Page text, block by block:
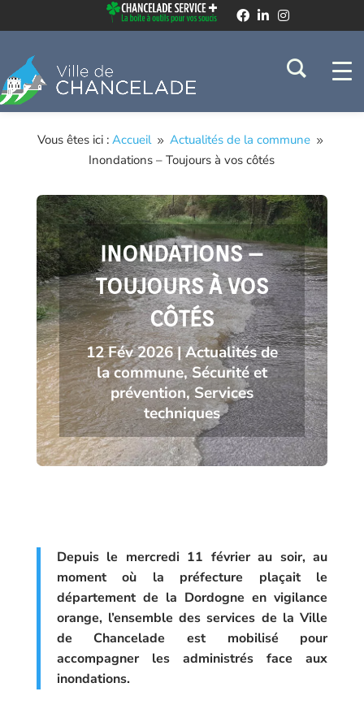
Vous êtes ici :Accueil 9 Actualités de la commune 9
Inondations – Toujours à vos côtés
INONDATIONS –
TOUJOURS À VOS
CÔTÉS
12 Fév 2026|Actualités de
la commune,Sécurité et
prévention,Services
techniques
Depuis le mercredi 11 février au soir, au
moment où la préfecture plaçait le
département de la Dordogne en vigilance
orange, l’ensemble des services de la Ville
de Chancelade est mobilisé pour
accompagner les administrés face aux
inondations.